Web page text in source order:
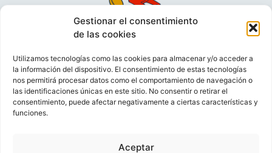
Gestionar el consentimiento
de las cookies
Utilizamos tecnologías como las cookies para almacenar y/o acceder a
la información del dispositivo. El consentimiento de estas tecnologías
nos permitirá procesar datos como el comportamiento de navegación o
las identificaciones únicas en este sitio. No consentir o retirar el
consentimiento, puede afectar negativamente a ciertas características y
funciones.
Aceptar
VIDEOCONFERENCIAS
POLÍTICA DE PRIVACIDAD